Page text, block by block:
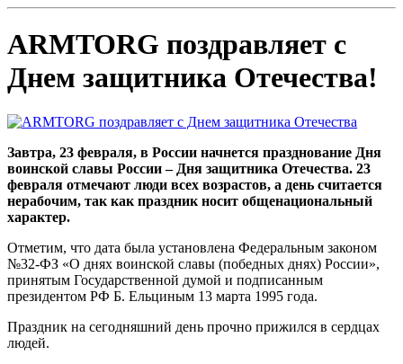
ARMTORG поздравляет с
Днем защитника Отечества!
Завтра, 23 февраля, в России начнется празднование Дня
воинской славы России – Дня защитника Отечества. 23
февраля отмечают люди всех возрастов, а день считается
нерабочим, так как праздник носит общенациональный
характер.
Отметим, что дата была установлена Федеральным законом
№32-ФЗ «О днях воинской славы (победных днях) России»,
принятым Государственной думой и подписанным
президентом РФ Б. Ельциным 13 марта 1995 года.
Праздник на сегодняшний день прочно прижился в сердцах
людей.